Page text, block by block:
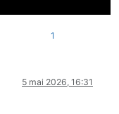
1
5 mai 2026, 16:31